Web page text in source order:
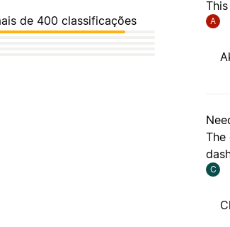
de 400 classificações A
C